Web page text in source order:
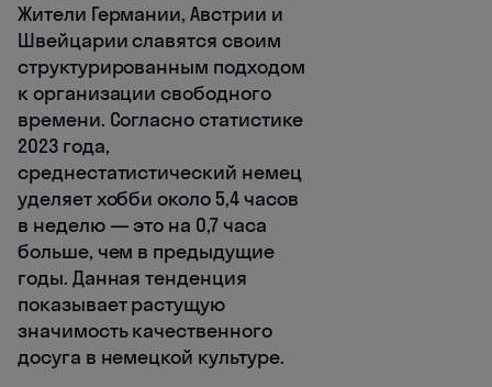
Жители Германии, Австрии и
Швейцарии славятся своим
структурированным подходом
к организации свободного
времени. Согласно статистике
2023 года,
среднестатистический немец
уделяет хобби около 5,4 часов
в неделю — это на 0,7 часа
больше, чем в предыдущие
годы. Данная тенденция
показывает растущую
значимость качественного
досуга в немецкой культуре.